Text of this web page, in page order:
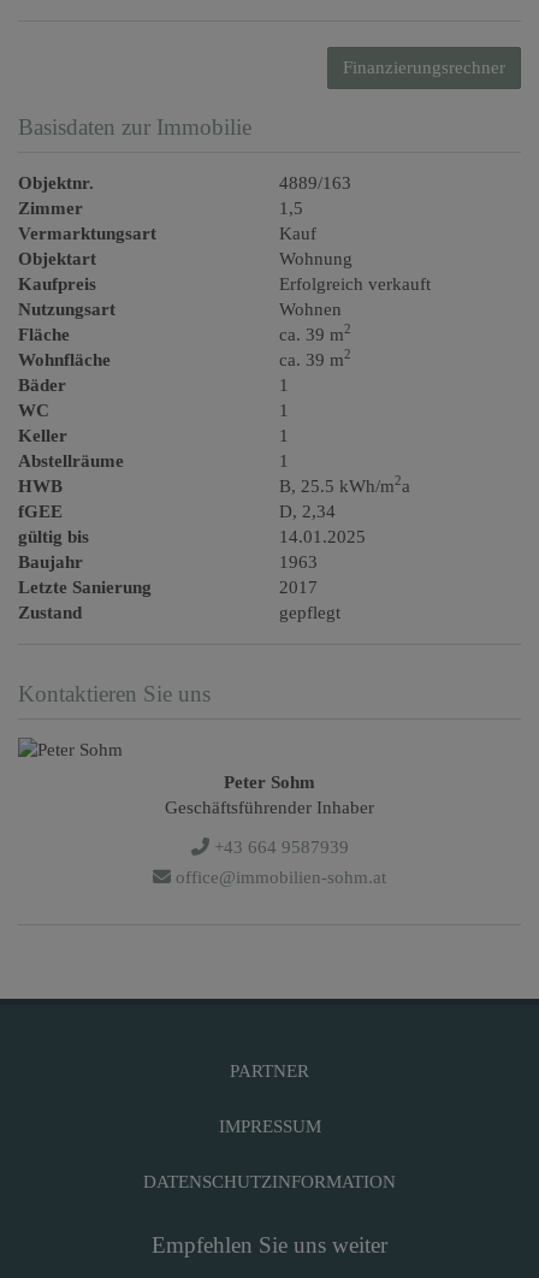
Finanzierungsrechner
Basisdaten zur Immobilie
Objektnr.
4889/163
Zimmer
1,5
Vermarktungsart
Kauf
Objektart
Wohnung
Kaufpreis
Erfolgreich verkauft
Nutzungsart
Wohnen
Fläche
ca. 39 m2
Wohnfläche ca. 39 m2
Bäder
1
WC
1
Keller
1
Abstellräume
1
HWB
B, 25.5 kWh/m2a
fGEE
D, 2,34
gültig bis
14.01.2025
Baujahr
1963
Letzte Sanierung
2017
Zustand
gepflegt
Kontaktieren Sie uns
Peter Sohm
Geschäftsführender Inhaber
+43 664 9587939
office@immobilien-sohm.at
PARTNER
IMPRESSUM
DATENSCHUTZINFORMATION
Empfehlen Sie uns weiter